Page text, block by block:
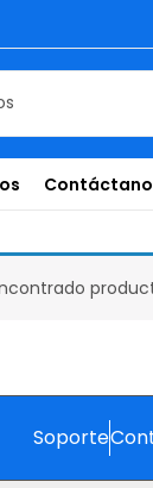
Soporte